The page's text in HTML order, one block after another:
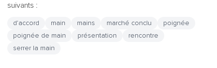
suivants :
d’accord main mains marché conclu
poignée
poignée de main
présentation
rencontre
serrer la main